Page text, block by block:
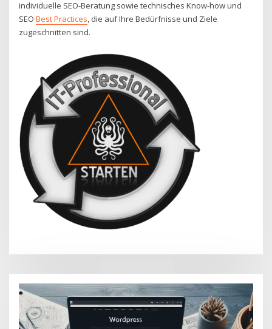
individuelle SEO-Beratung sowie technisches Know-how und
SEOBest Practices, die auf Ihre Bedürfnisse und Ziele
zugeschnitten sind.